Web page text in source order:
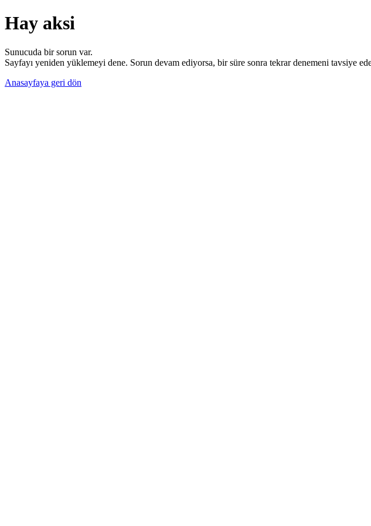
Hay aksi
Sunucuda bir sorun var.
Sayfayı yeniden yüklemeyi dene. Sorun devam ediyorsa, bir süre sonra tekrar denemeni tavsiye
Anasayfaya geri dön